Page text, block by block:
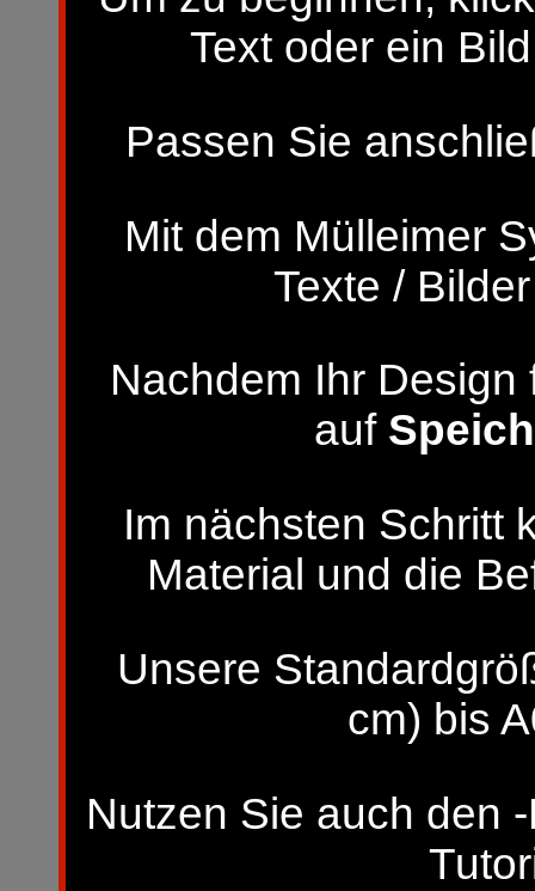
Text oder ein
Passen Sie
Mit dem Mülleimer
Texte /
Nachdem Ihr
auf
Im nächsten Schritt
Material und die
Unsere
cm) bis
Nutzen Sie auch den